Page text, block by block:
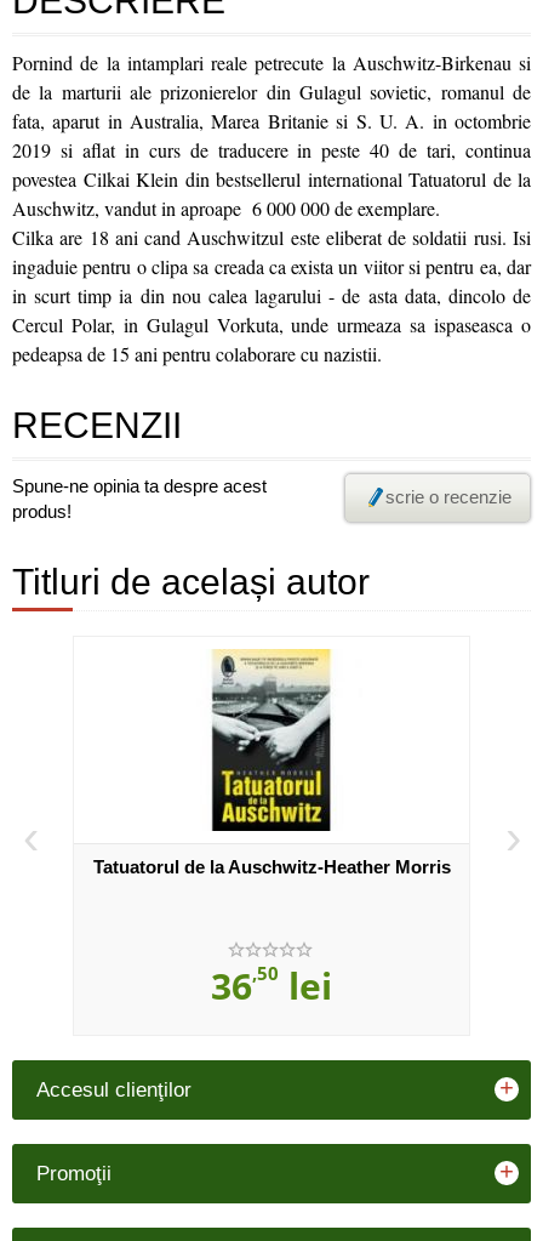
Pornind de la intamplari reale petrecute la Auschwitz-Birkenau si
de la marturii ale prizonierelor din Gulagul sovietic, romanul de
fata, aparut in Australia, Marea Britanie si S. U. A. in octombrie
2019 si aflat in curs de traducere in peste 40 de tari, continua
povestea Cilkai Klein din bestsellerul international Tatuatorul de la
Auschwitz, vandut in aproape 6 000 000 de exemplare.
Cilka are 18 ani cand Auschwitzul este eliberat de soldatii rusi. Isi
ingaduie pentru o clipa sa creada ca exista un viitor si pentru ea, dar
in scurt timp ia din nou calea lagarului - de asta data, dincolo de
Cercul Polar, in Gulagul Vorkuta, unde urmeaza sa ispaseasca o
pedeapsa de 15 ani pentru colaborare cu nazistii.
RECENZII
Spune-ne opinia ta despre acest
produs!
scrie o recenzie
Titluri de același autor
‹
Tatuatorul de la Auschwitz-Heather Morris
36,50 lei
›
Accesul clienţilor +
Promoţii +